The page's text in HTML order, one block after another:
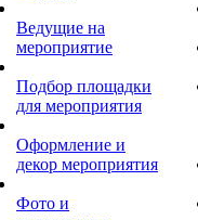
Ведущие на
мероприятие
Подбор площадки
для мероприятия
Оформление и
декор мероприятия
Фото и